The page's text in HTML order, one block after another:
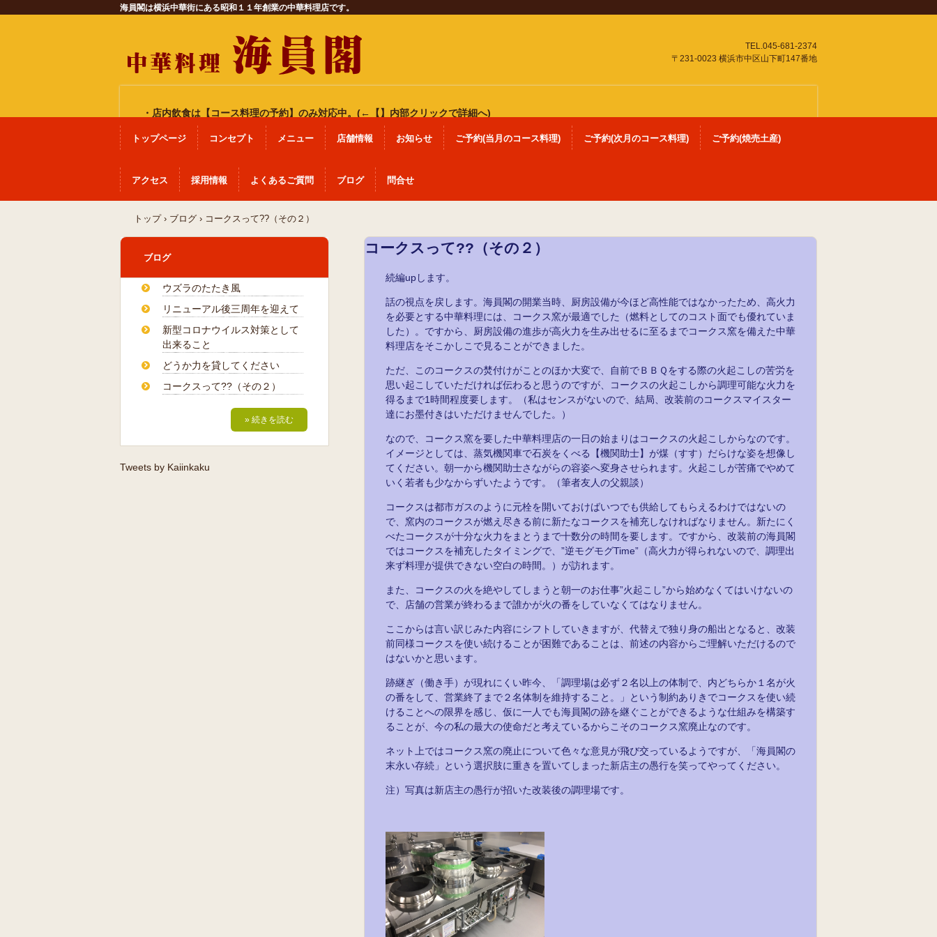
海員閣は横浜中華街にある昭和１１年創業の中華料理店です。
TEL.045-681-2374
〒231-0023 横浜市中区山下町147番地
・店内飲食は 【コース料理の予約】のみ対応中。(←【】内部クリックで詳細へ)
トップページ コンセプト メニュー 店舗情報 お知らせ ご予約(当月のコース料理) ご予約(次月のコース料理) ご予約(焼売土産)
アクセス 採用情報 よくあるご質問 ブログ 問合せ
トップ › ブログ › コークスって??（その２）
コークスって??（その２）
続編upします。
話の視点を戻します。海員閣の開業当時、厨房設備が今ほど高性能ではなかったため、高火力
を必要とする中華料理には、コークス窯が最適でした（燃料としてのコスト面でも優れていま
した）。ですから、厨房設備の進歩が高火力を生み出せるに至るまでコークス窯を備えた中華
料理店をそこかしこで見ることができました。
ただ、このコークスの焚付けがことのほか大変で、自前でＢＢＱをする際の火起こしの苦労を
思い起こしていただければ伝わると思うのですが、コークスの火起こしから調理可能な火力を
得るまで1時間程度要します。（私はセンスがないので、結局、改装前のコークスマイスター
達にお墨付きはいただけませんでした。）
なので、コークス窯を要した中華料理店の一日の始まりはコークスの火起こしからなのです。
イメージとしては、蒸気機関車で石炭をくべる【機関助士】が煤（すす）だらけな姿を想像し
てください。朝一から機関助士さながらの容姿へ変身させられます。火起こしが苦痛でやめて
いく若者も少なからずいたようです。（筆者友人の父親談）
コークスは都市ガスのように元栓を開いておけばいつでも供給してもらえるわけではないの
で、窯内のコークスが燃え尽きる前に新たなコークスを補充しなければなりません。新たにく
べたコークスが十分な火力をまとうまで十数分の時間を要します。ですから、改装前の海員閣
ではコークスを補充したタイミングで、”逆モグモグTime”（高火力が得られないので、調理出
来ず料理が提供できない空白の時間。）が訪れます。
また、コークスの火を絶やしてしまうと朝一のお仕事”火起こし”から始めなくてはいけないの
で、店舗の営業が終わるまで誰かが火の番をしていなくてはなりません。
ここからは言い訳じみた内容にシフトしていきますが、代替えで独り身の船出となると、改装
前同様コークスを使い続けることが困難であることは、前述の内容からご理解いただけるので
はないかと思います。
跡継ぎ（働き手）が現れにくい昨今、「調理場は必ず２名以上の体制で、内どちらか１名が火
の番をして、営業終了まで２名体制を維持すること。」という制約ありきでコークスを使い続
けることへの限界を感じ、仮に一人でも海員閣の跡を継ぐことができるような仕組みを構築す
ることが、今の私の最大の使命だと考えているからこそのコークス窯廃止なのです。
ネット上ではコークス窯の廃止について色々な意見が飛び交っているようですが、「海員閣の
末永い存続」という選択肢に重きを置いてしまった新店主の愚行を笑ってやってください。
注）写真は新店主の愚行が招いた改装後の調理場です。
ブログ
ウズラのたたき風
リニューアル後三周年を迎えて
新型コロナウイルス対策として
出来ること
どうか力を貸してください
コークスって??（その２）
» 続きを読む
Tweets by Kaiinkaku